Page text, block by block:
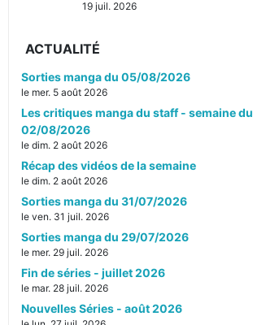
19 juil. 2026
ACTUALITÉ
Sorties manga du 05/08/2026
le mer. 5 août 2026
Les critiques manga du staff - semaine
02/08/2026
le dim. 2 août 2026
Récap des vidéos de la semaine
le dim. 2 août 2026
Sorties manga du 31/07/2026
le ven. 31 juil. 2026
Sorties manga du 29/07/2026
le mer. 29 juil. 2026
Fin de séries - juillet 2026
le mar. 28 juil. 2026
Nouvelles Séries - août 2026